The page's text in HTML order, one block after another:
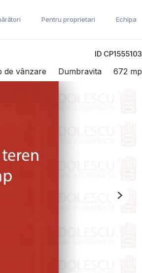
Pentru proprietari Echipa
ID CP1555103
de vânzare Dumbravita 672 mp
Next